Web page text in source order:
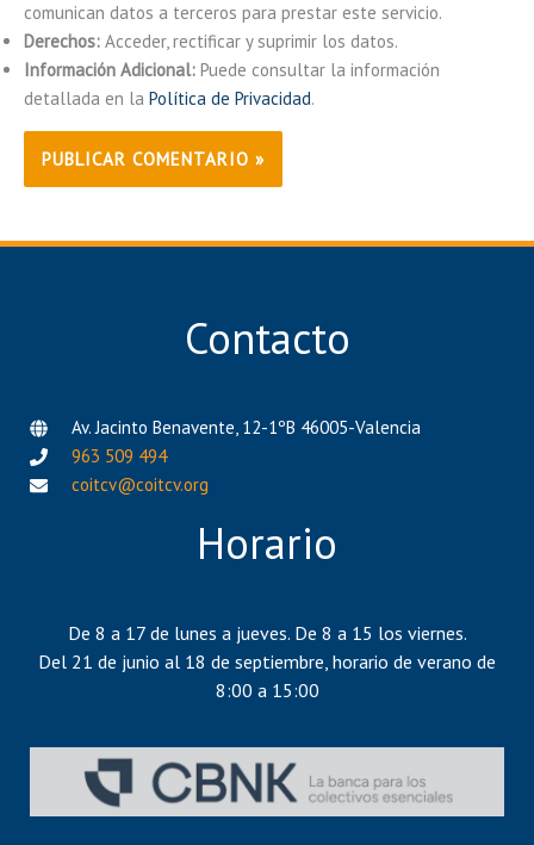
comunican datos a terceros para prestar este servicio.
Derechos: Acceder, rectificar y suprimir los datos.
Información Adicional: Puede consultar la información
detallada en la Política de Privacidad.
Contacto
Av. Jacinto Benavente, 12-1ºB 46005-Valencia
963 509 494
coitcv@coitcv.org
Horario
De 8 a 17 de lunes a jueves. De 8 a 15 los viernes.
Del 21 de junio al 18 de septiembre, horario de verano de
8:00 a 15:00